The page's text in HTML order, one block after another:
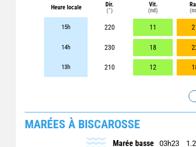
Heure locale
Dir.
(°)
Vit.
(nd)
15h 220 11
14h 230 18
13h 210 12
MARÉES À BISCAROSSE
Marée basse 03h23